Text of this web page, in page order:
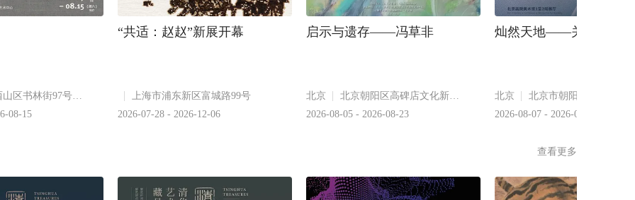
昆明市西山区书林街97号附4号
08-15
“共适：赵赵”新展开幕
上海市浦东新区富城路99号
2026-07-28 - 2026-12-06
启示与遗存——冯草非
北京
北京朝阳区高碑店文化新大街1704号
2026-08-05 - 2026-08-23
灿然天地——关广志艺
北京
2026-08-07 - 2026-09-06
查看更多